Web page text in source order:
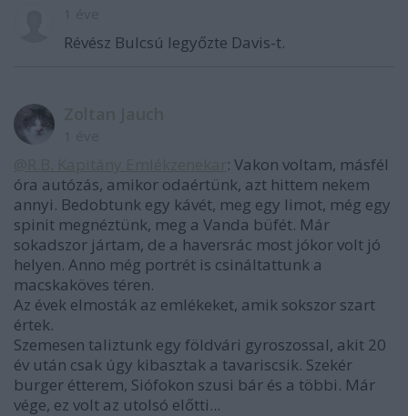
Révész Bulcsú legyőzte Davis-t.
: Vakon voltam, másfél
óra autózás, amikor odaértünk, azt hittem nekem
annyi. Bedobtunk egy kávét, meg egy limot, még egy
spinit megnéztünk, meg a Vanda büfét. Már
sokadszor jártam, de a haversrác most jókor volt jó
helyen. Anno még portrét is csináltattunk a
macskaköves téren.
Az évek elmosták az emlékeket, amik sokszor szart
értek.
Szemesen taliztunk egy földvári gyroszossal, akit 20
év után csak úgy kibasztak a tavariscsik. Szekér
burger étterem, Siófokon szusi bár és a többi. Már
vége, ez volt az utolsó előtti...